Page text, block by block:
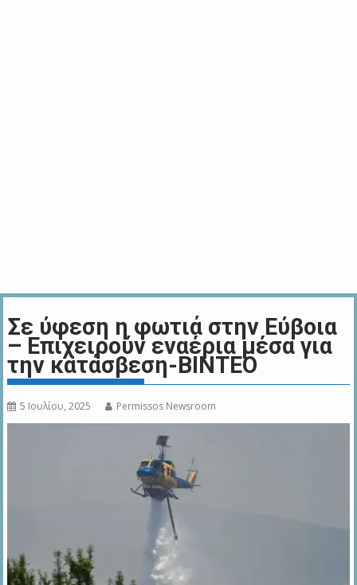
Σε ύφεση η φωτιά στην Εύβοια
– Επιχειρούν εναέρια μέσα για
την κατάσβεση-BINTEO
5 Ιουλίου, 2025 Permissos Newsroom